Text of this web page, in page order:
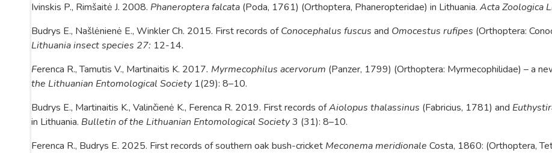
Ivinskis P., Rimšaitė J. 2008. Phaneroptera falcata (Poda, 1761) (Orthoptera, Phaneropteridae) in Lithuania. Acta Zoologica
Budrys E., Našlėnienė E., Winkler Ch. 2015. First records ofConocephalus fuscus and Omocestus rufipes (Orthoptera:
Lithuania insect species 27: 12-14.
Ferenca R., Tamutis V., Martinaitis K. 2017. Myrmecophilus acervorum (Panzer, 1799) (Orthoptera: Myrmecophilidae) – a
the Lithuanian Entomological Society 1(29): 8–10.
Budrys E., Martinaitis K., Valinčienė K., Ferenca R. 2019. First records ofAiolopus thalassinus (Fabricius, 1781) and
in Lithuania. Bulletin of the Lithuanian Entomological Society3 (31): 8–10.
Ferenca R., Budrys E. 2025. First records of southern oak bush-cricket Meconema meridionale Costa, 1860: (Orthoptera,